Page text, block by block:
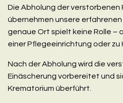
Die Abholung der verstorbenen
übernehmen unsere
genaue Ort spielt keine Rolle –
einer Pflegeeinrichtung oder zu
Nach der Abholung wird die
Einäscherung vorbereitet und
Krematorium überführt.